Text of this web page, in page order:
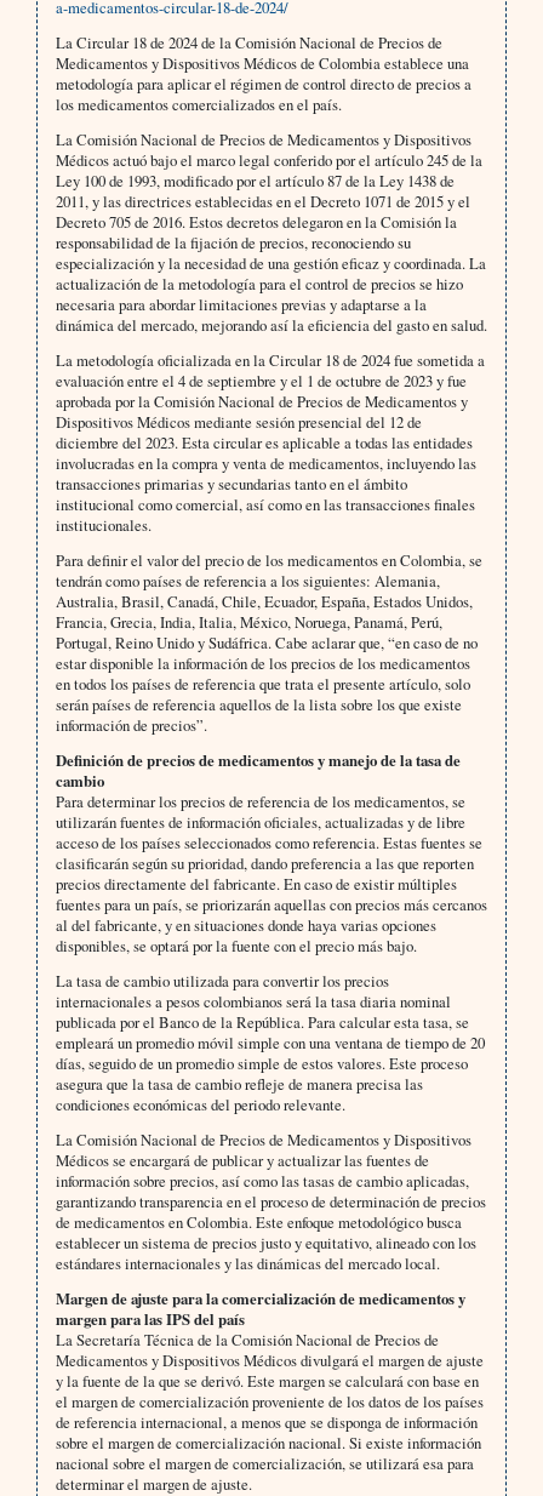
a-medicamentos-circular-18-de-2024/
La Circular 18 de 2024 de la Comisión Nacional de Precios de
Medicamentos y Dispositivos Médicos de Colombia establece una
metodología para aplicar el régimen de control directo de precios a
los medicamentos comercializados en el país.
La Comisión Nacional de Precios de Medicamentos y Dispositivos
Médicos actuó bajo el marco legal conferido por el artículo 245 de la
Ley 100 de 1993, modificado por el artículo 87 de la Ley 1438 de
2011, y las directrices establecidas en el Decreto 1071 de 2015 y el
Decreto 705 de 2016. Estos decretos delegaron en la Comisión la
responsabilidad de la fijación de precios, reconociendo su
especialización y la necesidad de una gestión eficaz y coordinada. La
actualización de la metodología para el control de precios se hizo
necesaria para abordar limitaciones previas y adaptarse a la
dinámica del mercado, mejorando así la eficiencia del gasto en salud.
La metodología oficializada en la Circular 18 de 2024 fue sometida a
evaluación entre el 4 de septiembre y el 1 de octubre de 2023 y fue
aprobada por la Comisión Nacional de Precios de Medicamentos y
Dispositivos Médicos mediante sesión presencial del 12 de
diciembre del 2023. Esta circular es aplicable a todas las entidades
involucradas en la compra y venta de medicamentos, incluyendo las
transacciones primarias y secundarias tanto en el ámbito
institucional como comercial, así como en las transacciones finales
institucionales.
Para definir el valor del precio de los medicamentos en Colombia, se
tendrán como países de referencia a los siguientes: Alemania,
Australia, Brasil, Canadá, Chile, Ecuador, España, Estados Unidos,
Francia, Grecia, India, Italia, México, Noruega, Panamá, Perú,
Portugal, Reino Unido y Sudáfrica. Cabe aclarar que, “en caso de no
estar disponible la información de los precios de los medicamentos
en todos los países de referencia que trata el presente artículo, solo
serán países de referencia aquellos de la lista sobre los que existe
información de precios”.
Definición de precios de medicamentos y manejo de la tasa de
cambio
Para determinar los precios de referencia de los medicamentos, se
utilizarán fuentes de información oficiales, actualizadas y de libre
acceso de los países seleccionados como referencia. Estas fuentes se
clasificarán según su prioridad, dando preferencia a las que reporten
precios directamente del fabricante. En caso de existir múltiples
fuentes para un país, se priorizarán aquellas con precios más cercanos
al del fabricante, y en situaciones donde haya varias opciones
disponibles, se optará por la fuente con el precio más bajo.
La tasa de cambio utilizada para convertir los precios
internacionales a pesos colombianos será la tasa diaria nominal
publicada por el Banco de la República. Para calcular esta tasa, se
empleará un promedio móvil simple con una ventana de tiempo de 20
días, seguido de un promedio simple de estos valores. Este proceso
asegura que la tasa de cambio refleje de manera precisa las
condiciones económicas del periodo relevante.
La Comisión Nacional de Precios de Medicamentos y Dispositivos
Médicos se encargará de publicar y actualizar las fuentes de
información sobre precios, así como las tasas de cambio aplicadas,
garantizando transparencia en el proceso de determinación de precios
de medicamentos en Colombia. Este enfoque metodológico busca
establecer un sistema de precios justo y equitativo, alineado con los
estándares internacionales y las dinámicas del mercado local.
Margen de ajuste para la comercialización de medicamentos y
margen para las IPS del país
La Secretaría Técnica de la Comisión Nacional de Precios de
Medicamentos y Dispositivos Médicos divulgará el margen de ajuste
y la fuente de la que se derivó. Este margen se calculará con base en
el margen de comercialización proveniente de los datos de los países
de referencia internacional, a menos que se disponga de información
sobre el margen de comercialización nacional. Si existe información
nacional sobre el margen de comercialización, se utilizará esa para
determinar el margen de ajuste.